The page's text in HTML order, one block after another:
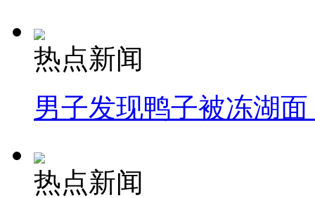
热点新闻
男子发现鸭子被冻湖
热点新闻